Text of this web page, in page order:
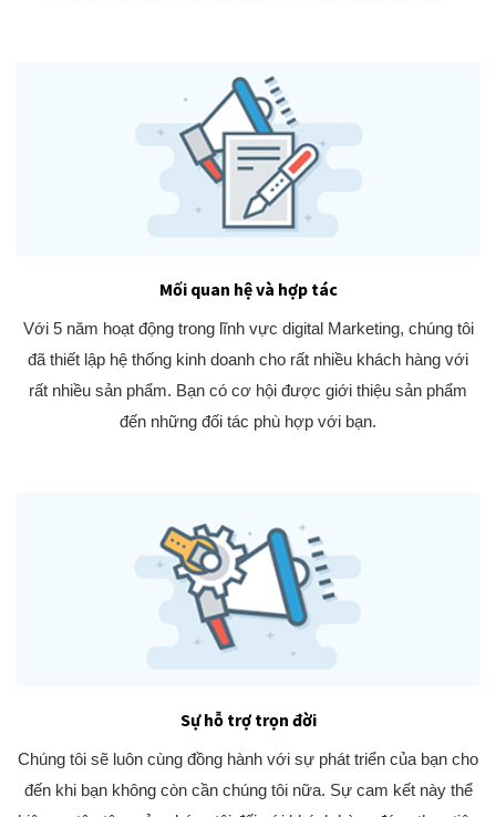
Mối quan hệ và hợp tác
Với 5 năm hoạt động trong lĩnh vực digital Marketing, chúng tôi
đã thiết lập hệ thống kinh doanh cho rất nhiều khách hàng với
rất nhiều sản phẩm. Bạn có cơ hội được giới thiệu sản phẩm
đến những đối tác phù hợp với bạn.
Sự hỗ trợ trọn đời
Chúng tôi sẽ luôn cùng đồng hành với sự phát triển của bạn cho
đến khi bạn không còn cần chúng tôi nữa. Sự cam kết này thể